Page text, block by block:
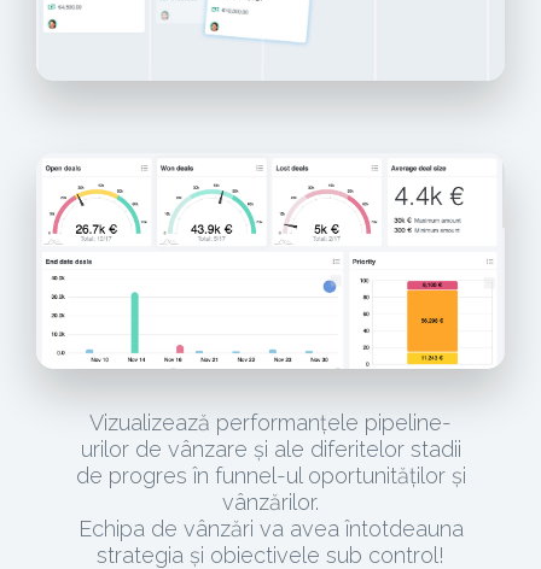
Vizualizează performanțele pipeline-
urilor de vânzare și ale diferitelor stadii
de progres în funnel-ul oportunităților și
vânzărilor.
Echipa de vânzări va avea întotdeauna
strategia și obiectivele sub control!